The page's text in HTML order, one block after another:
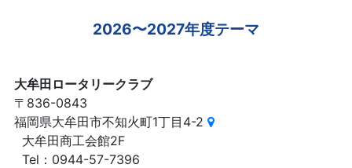
2026〜2027年度テーマ
大牟田ロータリークラブ
〒836-0843
福岡県大牟田市不知火町1丁目4-2
大牟田商工会館2F
Tel：0944-57-7396